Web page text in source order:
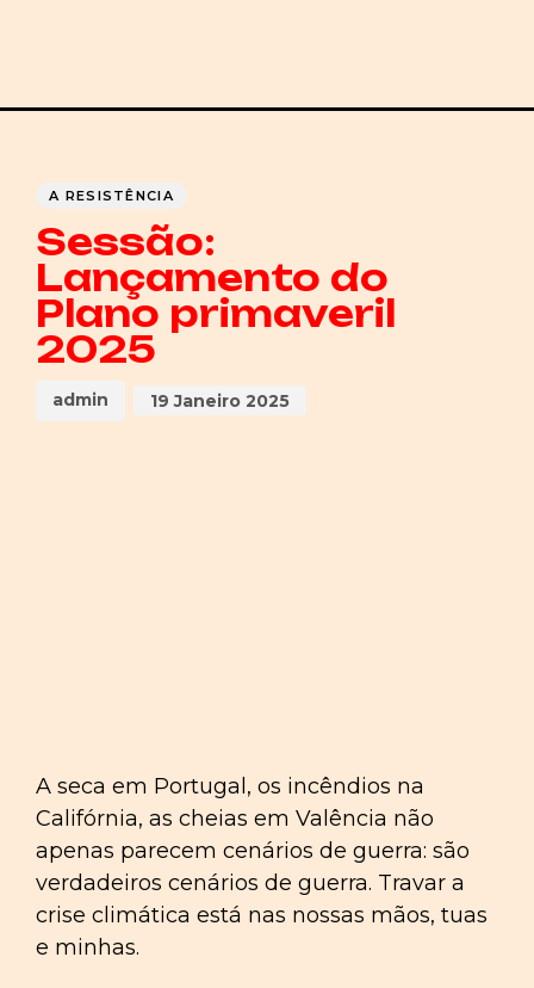
A RESISTÊNCIA
Sessão:
Lançamento do
Plano primaveril
2025
admin 19 Janeiro 2025
A seca em Portugal, os incêndios na
Califórnia, as cheias em Valência não
apenas parecem cenários de guerra: são
verdadeiros cenários de guerra. Travar a
crise climática está nas nossas mãos, tuas
e minhas.